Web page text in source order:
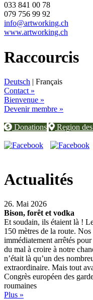
033 841 00 78
079 756 99 92
info@artworking.ch
www.artworking.ch
Raccourcis
Deutsch | Français
Contact »
Bienvenue »
Devenir membre »
Donations Region
Actualités
26. Mai 2026
Bison, forêt et vodka
Et soudain, ils étaient là !
150 mètres de la route.
immédiatement arrêtés
du mal à croire à notre
n’était là qu’un des
extraordinaire. Mais tout
Congrès européen des
roumaines
Plus »